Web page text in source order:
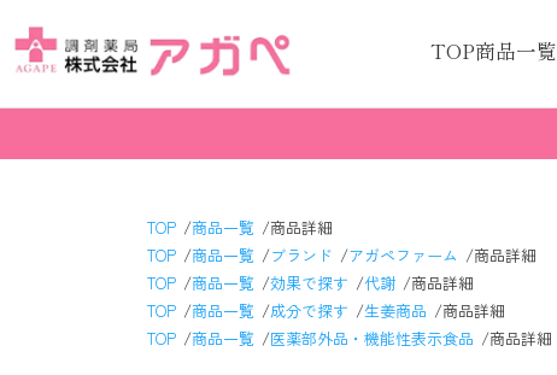
TOP商品一覧
TOP 商品一覧
商品詳細
TOP
商品一覧 ブランド アガペファーム
商品詳細
TOP
商品一覧 効果で探す 代謝
商品詳細
TOP
商品一覧 成分で探す 生姜商品
商品詳細
TOP
商品一覧 医薬部外品・機能性表示食品 商品詳細